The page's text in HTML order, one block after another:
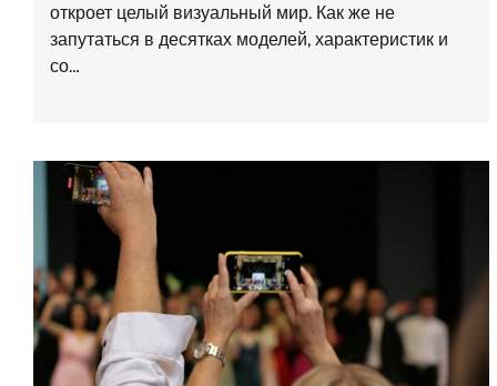
откроет целый визуальный мир. Как же не
запутаться в десятках моделей, характеристик и
со…